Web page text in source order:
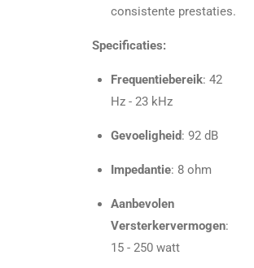
consistente prestaties.
Specificaties:
Frequentiebereik: 42
Hz - 23 kHz
Gevoeligheid: 92 dB
Impedantie: 8 ohm
Aanbevolen
Versterkervermogen:
15 - 250 watt